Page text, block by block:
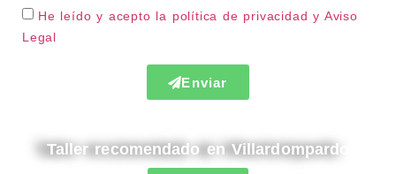
He leído y acepto la política de privacidad y Aviso
Legal
Enviar
Taller recomendado en Villardompardo